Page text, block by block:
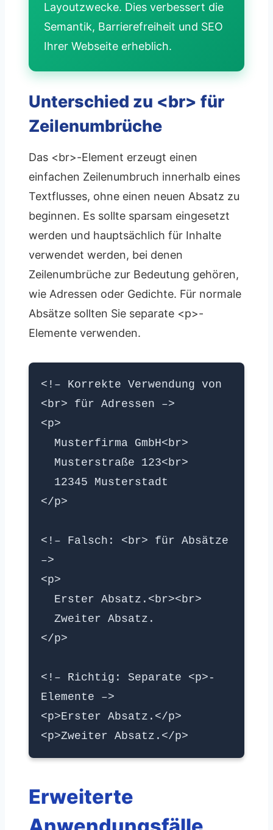
Layoutzwecke. Dies verbessert die
Semantik, Barrierefreiheit und SEO
Ihrer Webseite erheblich.
Unterschied zu <br> für
Zeilenumbrüche
Das <br>-Element erzeugt einen
einfachen Zeilenumbruch innerhalb eines
Textflusses, ohne einen neuen Absatz zu
beginnen. Es sollte sparsam eingesetzt
werden und hauptsächlich für Inhalte
verwendet werden, bei denen
Zeilenumbrüche zur Bedeutung gehören,
wie Adressen oder Gedichte. Für normale
Absätze sollten Sie separate <p>-
Elemente verwenden.
<!– Korrekte Verwendung von
<br> für Adressen –>
<p>
Musterfirma GmbH<br>
Musterstraße 123<br>
12345 Musterstadt
</p>
<!– Falsch: <br> für Absätze
–>
<p>
Erster Absatz.<br><br>
Zweiter Absatz.
</p>
<!– Richtig: Separate <p>-
Elemente –>
<p>Erster Absatz.</p>
<p>Zweiter Absatz.</p>
Erweiterte